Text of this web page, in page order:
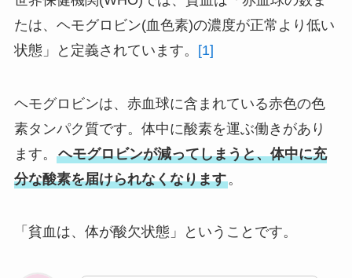
たは、ヘモグロビン(血色素)の濃度が正常より低い
状態」と定義されています。 [1]
ヘモグロビンは、赤血球に含まれている赤色の色
素タンパク質です。体中に酸素を運ぶ働きがあり
ます。 ヘモグロビンが減ってしまうと、体中に充
分な酸素を届けられなくなります。
「貧血は、体が酸欠状態」ということです。